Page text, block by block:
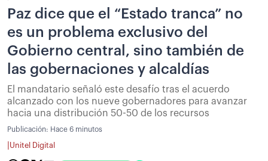
Paz dice que el “Estado tranca” no
es un problema exclusivo del
Gobierno central, sino también de
las gobernaciones y alcaldías
El mandatario señaló este desafío tras el acuerdo
alcanzado con los nueve gobernadores para avanzar
hacia una distribución 50-50 de los recursos
Publicación: Hace 6 minutos
Unitel Digital